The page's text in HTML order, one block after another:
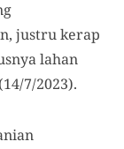
justru kerap
lahan
7/2023).